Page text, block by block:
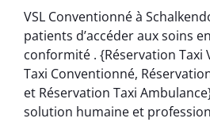
VSL Conventionné à
patients d’accéder aux soins
conformité . {Réservation Taxi
Taxi Conventionné,
et Réservation Taxi
solution humaine et